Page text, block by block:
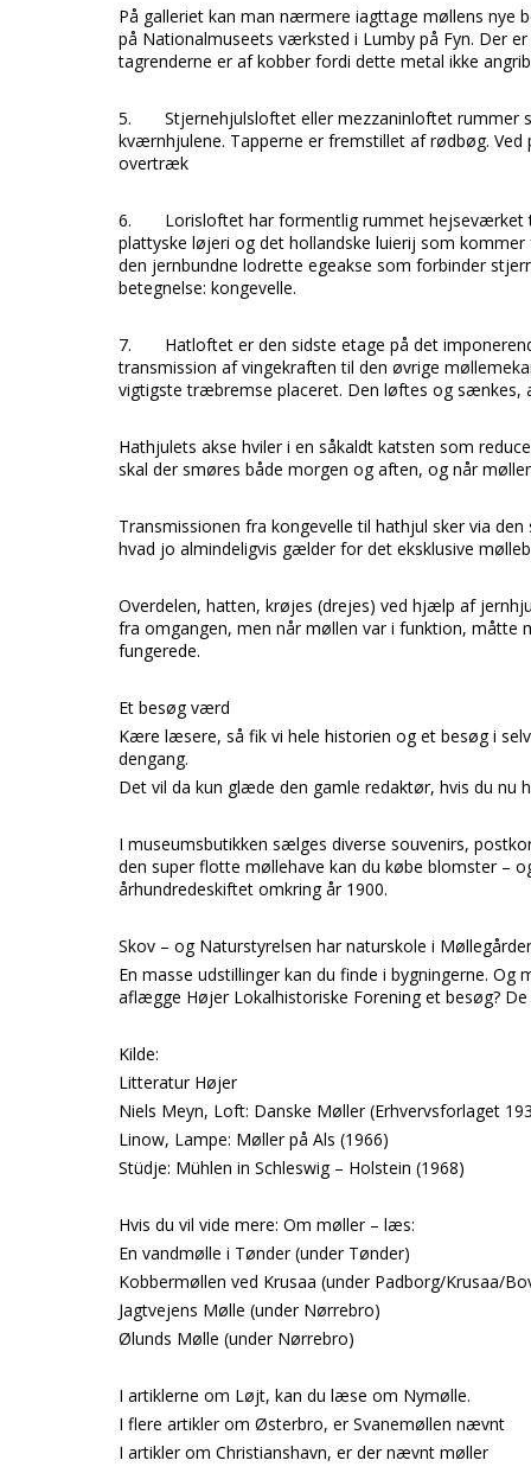
På galleriet kan man nærmere iagttage møllens nye
på Nationalmuseets værksted i Lumby på Fyn. Der
tagrenderne er af kobber fordi dette metal ikke
5. Stjernehjulsloftet ellermezzaninloftet rummer
kværnhjulene. Tapperne er fremstillet af rødbøg.
overtræk
6. Lorisloftet har formentlig rummet
plattyske løjeri og det hollandske luierij som
den jernbundne lodrette egeakse som forbinder
betegnelse: kongevelle.
7. Hatloftet er den sidste etage på det
transmission af vingekraften til den øvrige
vigtigste træbremse placeret. Den løftes og sænkes,
Hathjulets akse hviler i en såkaldt katsten som
skal der smøres både morgen og aften, og når
Transmissionen fra kongevelletil hathjul sker via
hvad jo almindeligvis gælder for det eksklusive
Overdelen, hatten, krøjes (drejes) ved hjælp af
fra omgangen, men når møllen var i funktion, måtte
fungerede.
Et besøg værd
Kære læsere, så fik vi hele historien og et besøg i
dengang.
Det vil da kun glæde den gamle redaktør, hvis du
I museumsbutikken sælges diverse souvenirs,
den super flotte møllehave kan du købe blomster –
århundredeskiftet omkring år 1900.
Skov – og Naturstyrelsen har naturskole i
En masse udstillinger kan du finde i bygningerne.
aflægge Højer Lokalhistoriske Foreninget besøg?
Kilde:
Litteratur Højer
Niels Meyn, Loft: Danske Møller (Erhvervsforlaget
Linow, Lampe: Møller på Als (1966)
Stüdje: Mühlen in Schleswig – Holstein (1968)
Hvis du vil vide mere: Om møller – læs:
En vandmølle i Tønder (under Tønder)
Kobbermøllen ved Krusaa (under Padborg/Krusaa/
Jagtvejens Mølle (under Nørrebro)
Ølunds Mølle (under Nørrebro)
I artiklerne om Løjt, kan du læse om Nymølle.
I flere artikler om Østerbro, er Svanemøllen nævnt
I artikler om Christianshavn, er der nævnt møller